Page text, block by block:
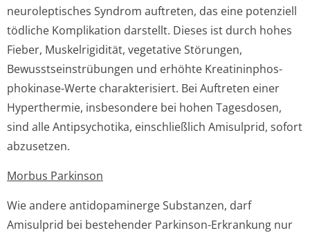
neuroleptisches Syndrom auftreten, das eine potenziell
tödliche Komplikation darstellt. Dieses ist durch hohes
Fieber, Muskelrigidität, vegetative Störungen,
Bewusstseinstrübun­gen und erhöhte Kreatininphos­
phokinase-Werte charakterisiert. Bei Auftreten einer
Hyperthermie, insbesondere bei hohen Tagesdosen,
sind alle Antipsychotika, einschließlich Amisulprid, sofort
abzusetzen.
Morbus Parkinson
Wie andere antidopaminerge Substanzen, darf
Amisulprid bei bestehender Parkinson-Erkrankung nur